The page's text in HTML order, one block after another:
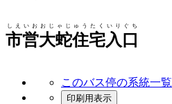
市営大蛇住宅入口
しえいおおじゃじゅうたくいりぐち
このバス停の系統一覧
印刷用表示